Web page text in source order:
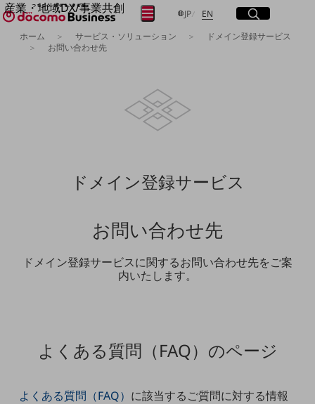
産業・地域DX/事業共創
OPEN HUB for Plural Futures
自律・分散・協調型社会の実現を目指し、
プレイヤー(カタリスト/パートナー企業)
企業と地域が持続成長する社会を目指します
Smart Worksite
生成AI(Generative AI)
LGPF(Local Government Platform)
別ウィンドウで開きます
JP日本語
EN Englishサイト内検索
開く
メニュー
開く
ホーム サービス・ソリューション
ドメイン登録サービス
お問い合わせ先
ドメイン登録サービス
お問い合わせ先
ドメイン登録サービスに関するお問い合わせ先をご案
内いたします。
よくある質問（FAQ）のページ
よくある質問（FAQ） に該当するご質問に対する情報